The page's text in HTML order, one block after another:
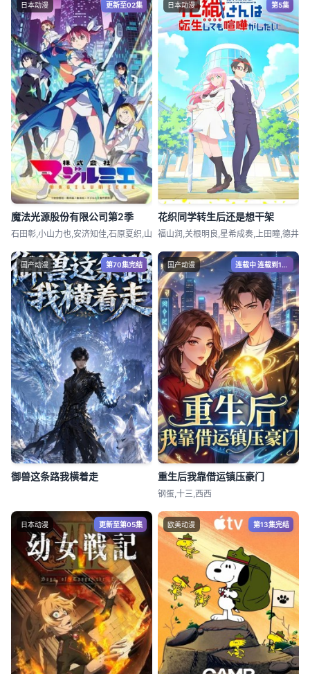
日本动漫 更新至02集
魔法光源股份有限公司第2季
石田彰,小山力也,安济知佳,石原夏织,山
日本动漫 第5集
花织同学转生后还是想干架
福山润,关根明良,星希成奏,上田瞳,德井
国产动漫 第70集完结
御兽这条路我横着走
国产动漫 连载中 连载到15集
重生后我靠借运镇压豪门
钢蛋,十三,西西
日本动漫 更新至第05集 欧美动漫 第13集完结